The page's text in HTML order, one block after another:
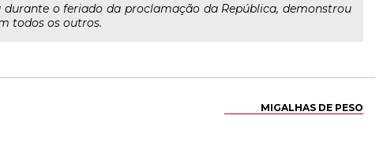
o feriado da proclamação da República, demonstrou
todos os outros.
MIGALHAS DE PESO